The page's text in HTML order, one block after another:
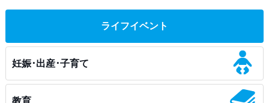
ライフイベント
妊娠･出産･子育て
教育